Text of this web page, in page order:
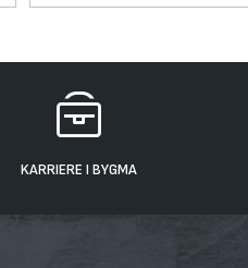
KARRIERE I BYGMA